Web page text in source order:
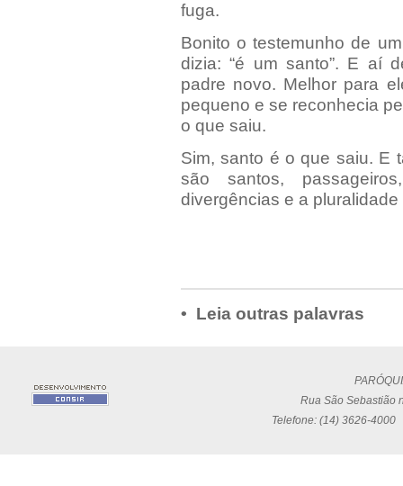
fuga.
Bonito o testemunho de
dizia: “é um santo”. E aí
padre novo. Melhor para
pequeno e se reconhecia
o que saiu.
Sim, santo é o que saiu. E
são santos,
divergências e a
• Leia outras palavras
Rua São Sebastião
Telefone: (14) 3626-